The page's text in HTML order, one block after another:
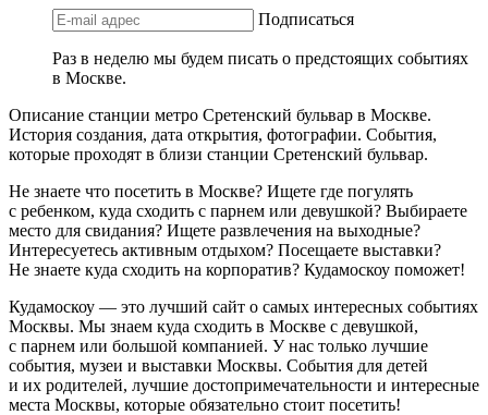
Подписаться
Раз в неделю мы будем писать о предстоящих событиях
в Москве.
Описание станции метро Сретенский бульвар в Москве.
История создания, дата открытия, фотографии. События,
которые проходят в близи станции Сретенский бульвар.
Не знаете что посетить в Москве? Ищете где погулять
с ребенком, куда сходить с парнем или девушкой? Выбираете
место для свидания? Ищете развлечения на выходные?
Интересуетесь активным отдыхом? Посещаете выставки?
Не знаете куда сходить на корпоратив? Кудамоскоу поможет!
Кудамоскоу — это лучший сайт о самых интересных событиях
Москвы. Мы знаем куда сходить в Москве с девушкой,
с парнем или большой компанией. У нас только лучшие
события, музеи и выставки Москвы. События для детей
и их родителей, лучшие достопримечательности и интересные
места Москвы, которые обязательно стоит посетить!